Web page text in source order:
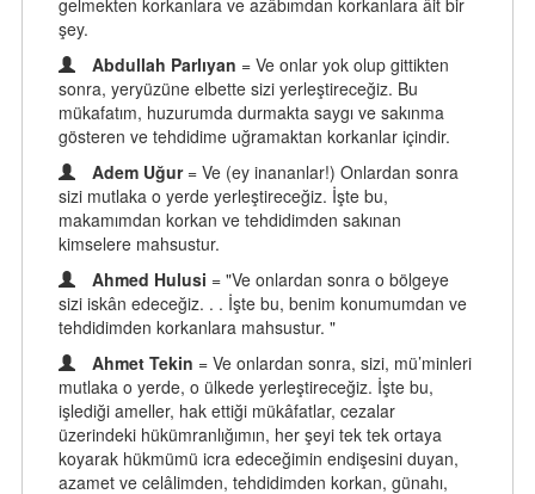
gelmekten korkanlara ve azâbımdan korkanlara âit bir
şey.
Abdullah Parlıyan = Ve onlar yok olup gittikten
sonra, yeryüzüne elbette sizi yerleştireceğiz. Bu
mükafatım, huzurumda durmakta saygı ve sakınma
gösteren ve tehdidime uğramaktan korkanlar içindir.
Adem Uğur = Ve (ey inananlar!) Onlardan sonra
sizi mutlaka o yerde yerleştireceğiz. İşte bu,
makamımdan korkan ve tehdidimden sakınan
kimselere mahsustur.
Ahmed Hulusi = "Ve onlardan sonra o bölgeye
sizi iskân edeceğiz. . . İşte bu, benim konumumdan ve
tehdidimden korkanlara mahsustur. "
Ahmet Tekin = Ve onlardan sonra, sizi, mü’minleri
mutlaka o yerde, o ülkede yerleştireceğiz. İşte bu,
işlediği ameller, hak ettiği mükâfatlar, cezalar
üzerindeki hükümranlığımın, her şeyi tek tek ortaya
koyarak hükmümü icra edeceğimin endişesini duyan,
azamet ve celâlimden, tehdidimden korkan, günahı,